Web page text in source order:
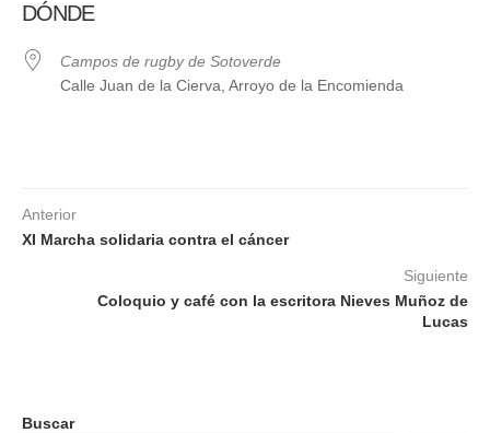
DÓNDE
Campos de rugby de Sotoverde
Calle Juan de la Cierva, Arroyo de la Encomienda
Anterior
XI Marcha solidaria contra el cáncer
Siguiente
Coloquio y café con la escritora Nieves Muñoz de
Lucas
Buscar